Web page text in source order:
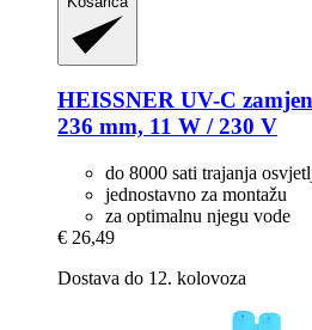
HEISSNER UV-​C
236 mm, 11 W / 230 V
do 8000 sati trajanja
jednostavno za montažu
za optimalnu njegu vode
€ 26,49
Dostava do 12. kolovoza